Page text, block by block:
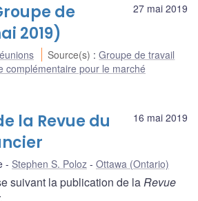
27 mai 2019
de
2019)
Source(s) :Groupe de travail
complémentaire pour le marché
16 mai 2019
la Revue du
Stephen S. Poloz Ottawa (Ontario)
suivant la publication de laRevue
.